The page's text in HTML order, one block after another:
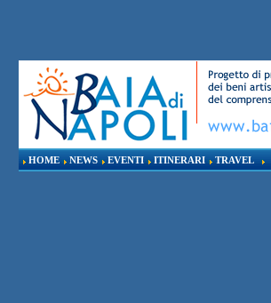
HOME NEWS EVENTI ITINERARI TRAVEL